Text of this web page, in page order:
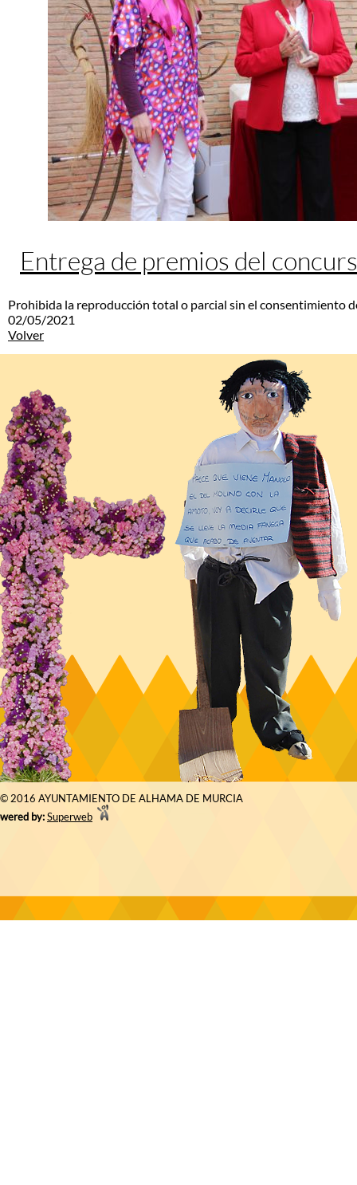
Entrega de premios del
Prohibida la reproducción total o parcial sin el consentimiento
02/05/2021
Volver
© 2016 AYUNTAMIENTO DE ALHAMA DE MURCIA
by:Superweb